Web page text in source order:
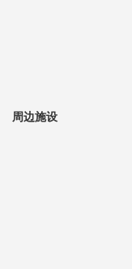
周边施设